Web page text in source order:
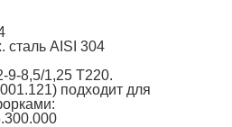
сталь AISI 304
8,5/1,25 Т220.
подходит для